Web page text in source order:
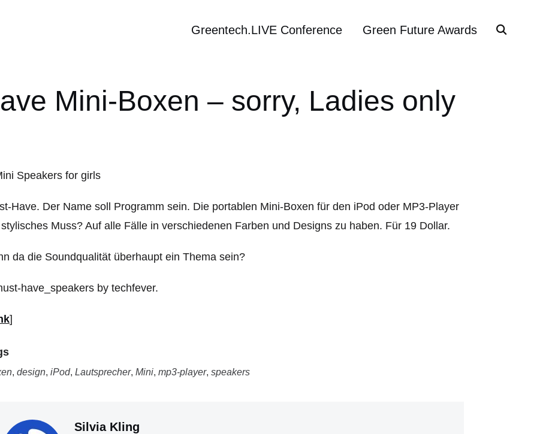
Greentech.LIVE Conference Green Future Awards
Mini-Boxen – sorry, Ladies only
Have. Der Name soll Programm sein. Die portablen Mini-Boxen für den iPod oder MP3-Player
Muss? Auf alle Fälle in verschiedenen Farben und Designs zu haben. Für 19 Dollar.
da die Soundqualität überhaupt ein Thema sein?
]
, design, iPod, Lautsprecher, Mini, mp3-player, speakers
Silvia Kling